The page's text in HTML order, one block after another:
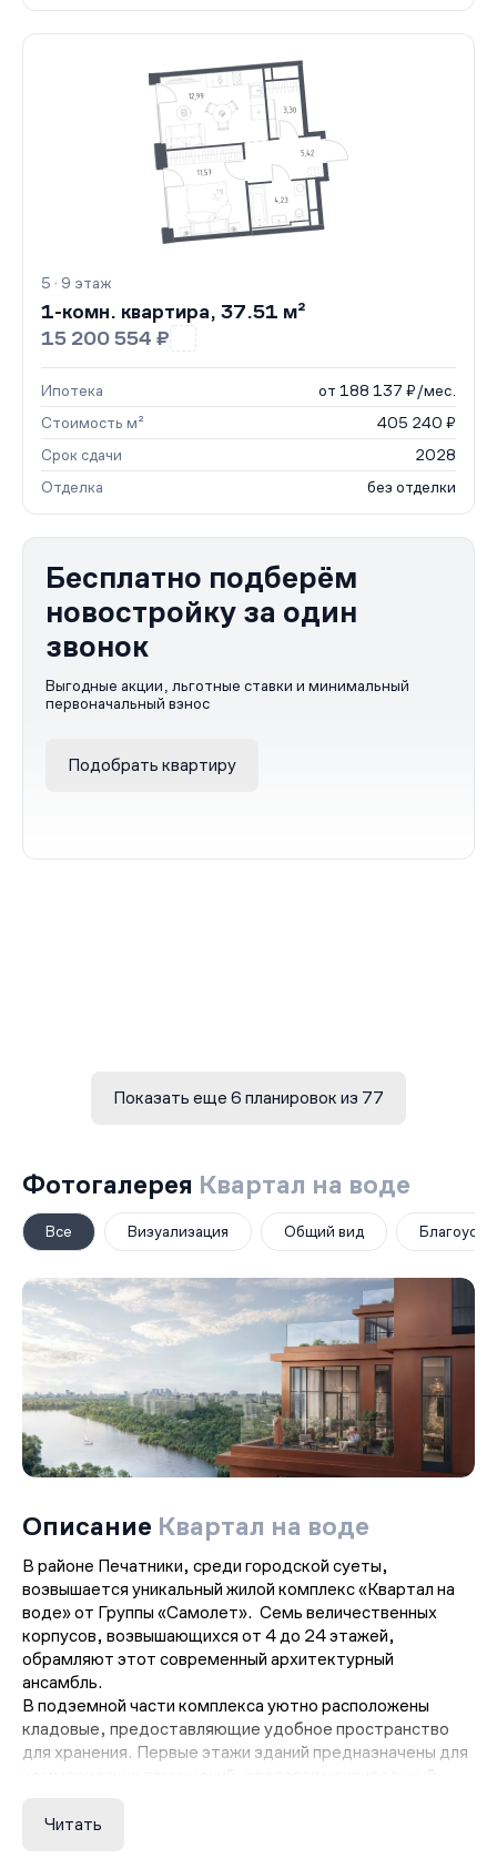
5 · 9 этаж
1-комн. квартира, 37.51 м²
15 200 554 ₽
Ипотека
от 188 137 ₽/мес.
Стоимость м²
405 240 ₽
Срок сдачи
2028
Отделка
без отделки
Бесплатно подберём
новостройку за один
звонок
Выгодные акции, льготные ставки и минимальный
первоначальный взнос
Подобрать квартиру
Показать еще 6 планировок из 77
Фотогалерея Квартал на воде
Все Визуализация Общий вид
Описание Квартал на воде
В районе Печатники, среди городской суеты,
возвышается уникальный жилой комплекс «Квартал на
воде» от Группы «Самолет». Семь величественных
корпусов, возвышающихся от 4 до 24 этажей,
обрамляют этот современный архитектурный
ансамбль.
В подземной части комплекса уютно расположены
кладовые, предоставляющие удобное пространство
для хранения. Первые этажи зданий предназначены для
ждут свое место для уютного хранения автомобилей
Читать